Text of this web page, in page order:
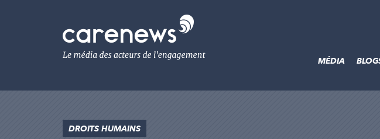
Le
média
de
MÉDIA
DROITS HUMAINS